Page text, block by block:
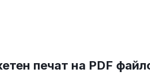
печат на PDF